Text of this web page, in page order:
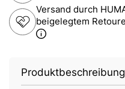
Versand durch
beigelegtem
Produktbeschreibung